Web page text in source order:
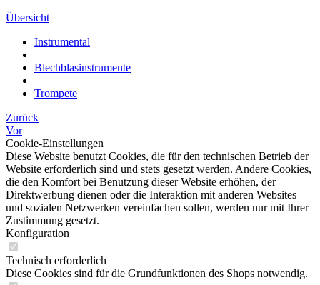
Übersicht
Instrumental
Blechblasinstrumente
Trompete
Zurück
Vor
Cookie-Einstellungen
Diese Website benutzt Cookies, die für den technischen Betrieb der
Website erforderlich sind und stets gesetzt werden. Andere Cookies,
die den Komfort bei Benutzung dieser Website erhöhen, der
Direktwerbung dienen oder die Interaktion mit anderen Websites
und sozialen Netzwerken vereinfachen sollen, werden nur mit Ihrer
Zustimmung gesetzt.
Konfiguration
Technisch erforderlich
Diese Cookies sind für die Grundfunktionen des Shops notwendig.